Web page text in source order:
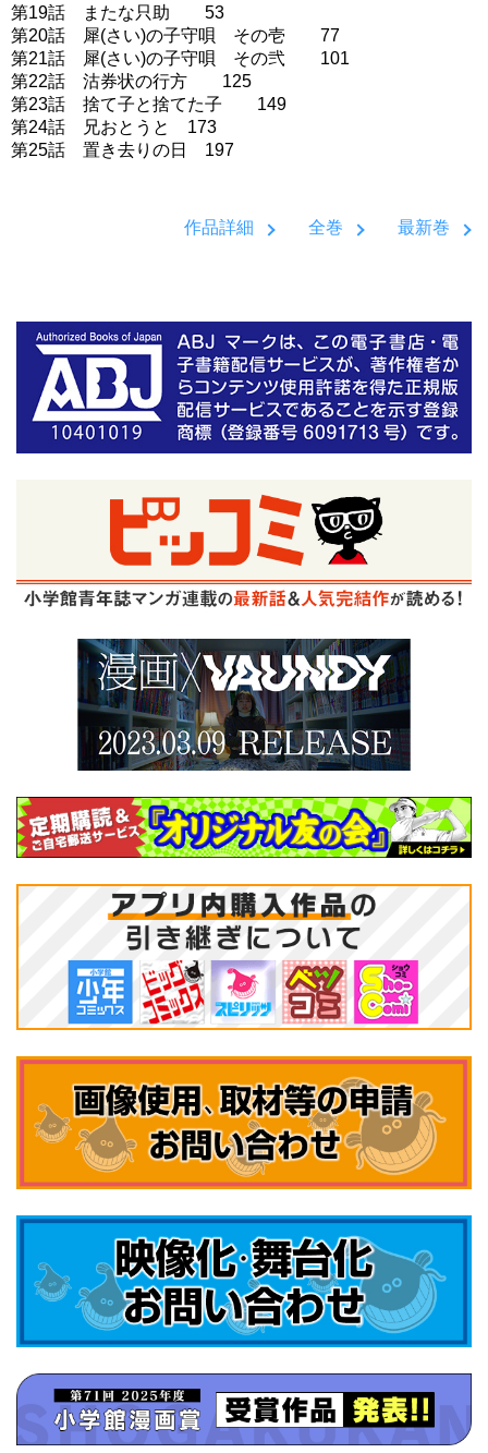
第19話 またな只助 53
第20話 犀(さい)の子守唄 その壱 77
第21話 犀(さい)の子守唄 その弐 101
第22話 沽券状の行方 125
第23話 捨て子と捨てた子 149
第24話 兄おとうと 173
第25話 置き去りの日 197
作品詳細 全巻 最新巻